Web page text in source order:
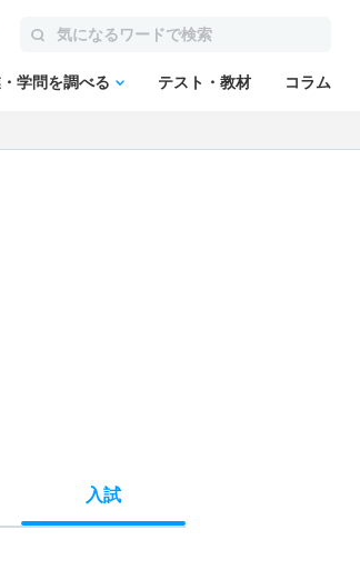
学問を調べる テスト・教材 コラム
入試